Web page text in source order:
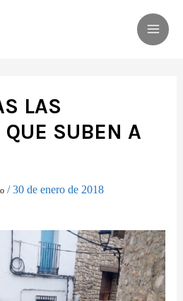
LAS
QUE SUBEN A
/30 de enero de 2018